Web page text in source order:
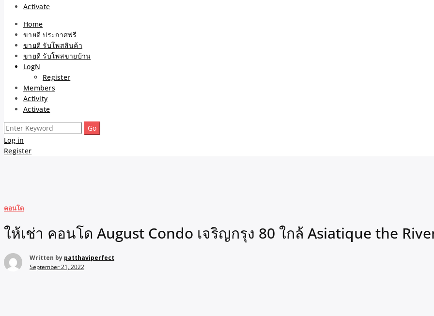
Activate
Home
ขายดี ประกาศฟรี
ขายดี รับโพสสินค้า
ขายดี รับโพสขายบ้าน
LogN
Register
Members
Activity
Activate
Search
for:
Log in
Register
คอนโด
ให้เช่า คอนโด August Condo เจริญกรุง 80 ใกล้ Asiatique the
Written by patthaviperfect
September 21, 2022